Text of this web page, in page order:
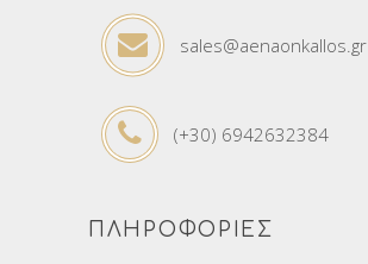
sales@aenaonkallos.gr
(+30) 6942632384
ΠΛΗΡΟΦΟΡΙΕΣ